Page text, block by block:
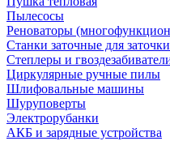
Пылесосы
Реноваторы
Станки заточные для
Степлеры и
Циркулярные ручные пилы
Шлифовальные машины
Шуруповерты
Электрорубанки
АКБ и зарядные устройства